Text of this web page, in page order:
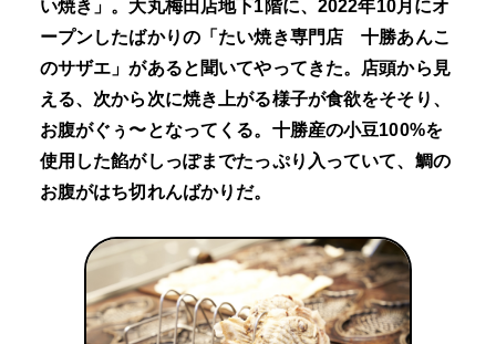
い焼き」。大丸梅田店地下1階に、2022年10月にオ
ープンしたばかりの「たい焼き専門店 十勝あんこ
のサザエ」があると聞いてやってきた。店頭から見
える、次から次に焼き上がる様子が食欲をそそり、
お腹がぐぅ〜となってくる。十勝産の小豆100%を
使用した餡がしっぽまでたっぷり入っていて、鯛の
お腹がはち切れんばかりだ。